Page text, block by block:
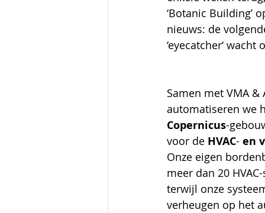
‘Botanic Building’
nieuws: de
‘eyecatcher‘ wacht
Samen met VMA &
automatiseren we
Copernicus-
voor de HVAC- en
Onze eigen
meer dan 20
terwijl onze
verheugen op het